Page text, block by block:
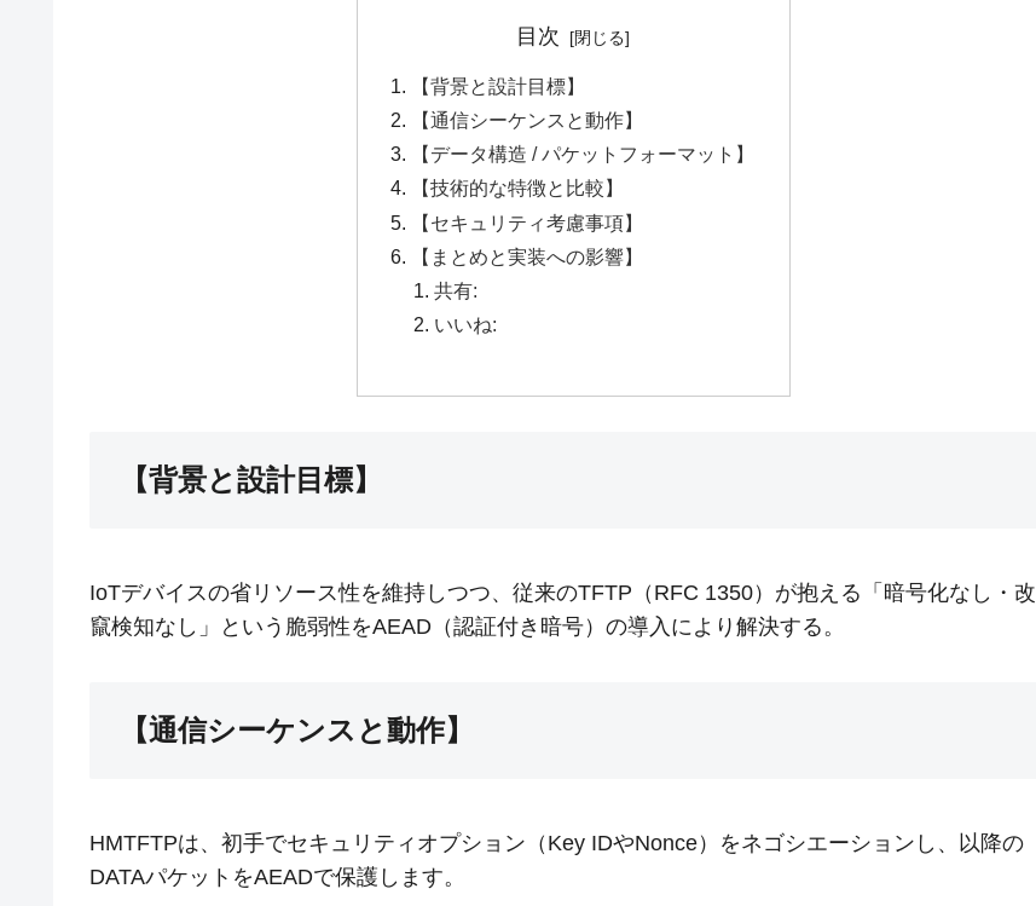
目次
【背景と設計目標】
【通信シーケンスと動作】
【データ構造 / パケットフォーマット】
【技術的な特徴と比較】
【セキュリティ考慮事項】
【まとめと実装への影響】
共有:
いいね:
【背景と設計目標】
IoTデバイスの省リソース性を維持しつつ、従来のTFTP（RFC 1350）が抱える「暗号化なし・改
竄検知なし」という脆弱性をAEAD（認証付き暗号）の導入により解決する。
【通信シーケンスと動作】
HMTFTPは、初手でセキュリティオプション（Key IDやNonce）をネゴシエーションし、以降の
DATAパケットをAEADで保護します。